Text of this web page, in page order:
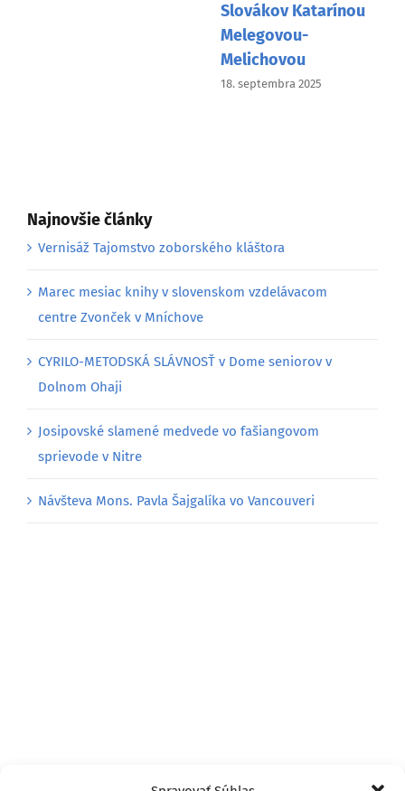
Slovákov Katarínou
Melegovou-
Melichovou
18. septembra 2025
Najnovšie články
Vernisáž Tajomstvo zoborského kláštora
Marec mesiac knihy v slovenskom vzdelávacom
centre Zvonček v Mníchove
CYRILO-METODSKÁ SLÁVNOSŤ v Dome seniorov v
Dolnom Ohaji
Josipovské slamené medvede vo fašiangovom
sprievode v Nitre
Návšteva Mons. Pavla Šajgalíka vo Vancouveri